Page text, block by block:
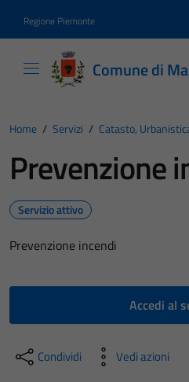
Regione Piemonte
Comune di
Home / Servizi / Catasto,
Prevenzione
Servizio attivo
Prevenzione incendi
Accedi al
Condividi Vedi azioni